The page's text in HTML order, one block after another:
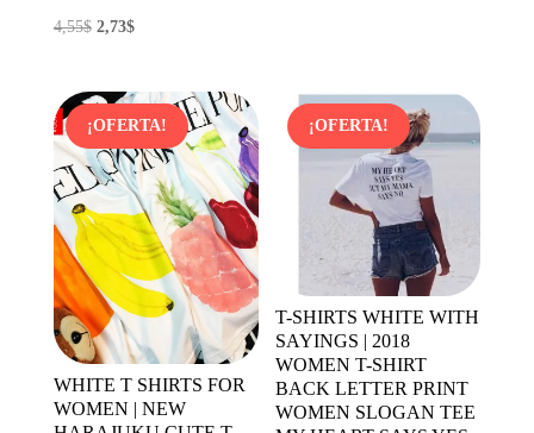
4,55$ El
era:
4,55$.
2,73$El
es:
2,73$.
¡OFERTA!
WHITE T SHIRTS FOR
WOMEN | NEW
¡OFERTA!
T-SHIRTS WHITE WITH
SAYINGS | 2018
WOMEN T-SHIRT
BACK LETTER PRINT
WOMEN SLOGAN TEE